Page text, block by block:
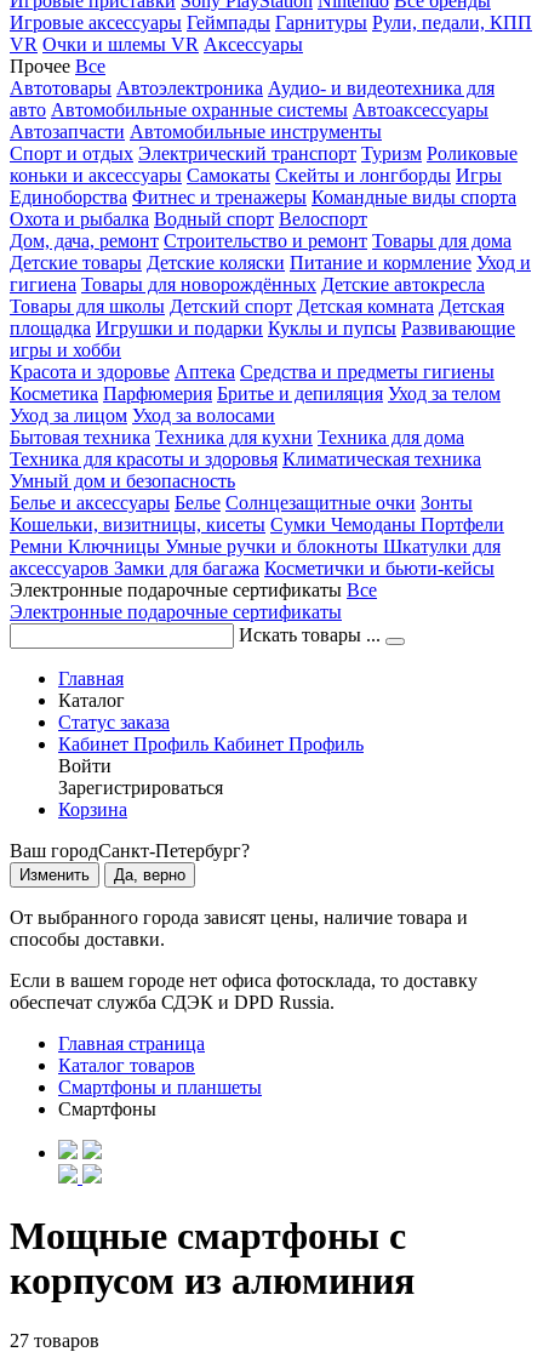
Игровые аксессуары Геймпады Гарнитуры Рули, педали, КПП
VR Очки и шлемы VR Аксессуары
Прочее Все
Автотовары Автоэлектроника Аудио- и видеотехника для
авто Автомобильные охранные системы Автоаксессуары
Автозапчасти Автомобильные инструменты
Спорт и отдых Электрический транспорт Туризм Роликовые
коньки и аксессуары Самокаты Скейты и лонгборды Игры
Единоборства Фитнес и тренажеры Командные виды спорта
Охота и рыбалка Водный спорт Велоспорт
Дом, дача, ремонт Строительство и ремонт Товары для дома
Детские товары Детские коляски Питание и кормление Уход и
гигиена Товары для новорождённых Детские автокресла
Товары для школы Детский спорт Детская комната Детская
площадка Игрушки и подарки Куклы и пупсы Развивающие
игры и хобби
Красота и здоровье Аптека Средства и предметы гигиены
Косметика Парфюмерия Бритье и депиляция Уход за телом
Уход за лицом Уход за волосами
Бытовая техника Техника для кухни Техника для дома
Техника для красоты и здоровья Климатическая техника
Умный дом и безопасность
Белье и аксессуары Белье Солнцезащитные очки Зонты
Кошельки, визитницы, кисеты Сумки Чемоданы Портфели
Ремни Ключницы Умные ручки и блокноты Шкатулки для
аксессуаров Замки для багажа Косметички и бьюти-кейсы
Электронные подарочные сертификаты Все
Электронные подарочные сертификаты
Искать товары ...
Главная
Каталог
Статус заказа
Кабинет Профиль Кабинет Профиль
Войти
Зарегистрироваться
Корзина
Ваш городСанкт-Петербург?
Изменить Да, верно
От выбранного города зависят цены, наличие товара и
способы доставки.
Если в вашем городе нет офиса фотосклада, то доставку
обеспечат служба СДЭК и DPD Russia.
Главная страница
Каталог товаров
Смартфоны и планшеты
Смартфоны
Мощные смартфоны с
корпусом из алюминия
27 товаров